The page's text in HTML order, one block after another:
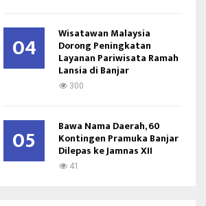
04 Wisatawan Malaysia
Dorong Peningkatan
Layanan Pariwisata Ramah
Lansia di Banjar
300
05 Bawa Nama Daerah, 60
Kontingen Pramuka Banjar
Dilepas ke Jamnas XII
41